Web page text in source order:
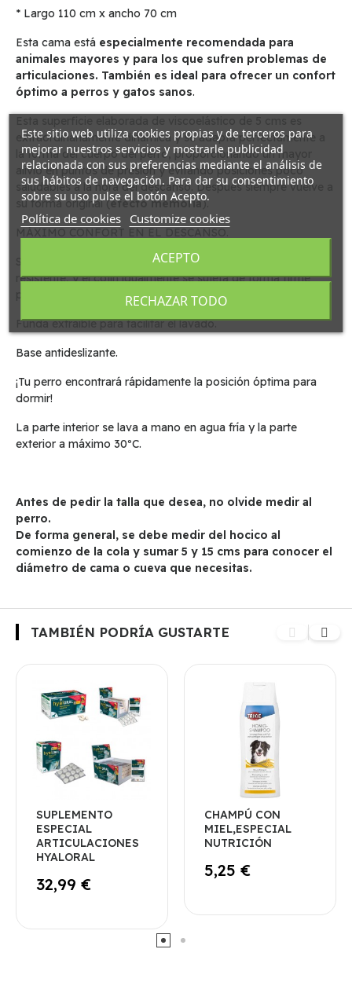
* Largo 110 cm x ancho 70 cm
Esta cama está especialmente recomendada para
animales mayores y para los que sufren problemas de
articulaciones. También es ideal para ofrecer un confort
óptimo a perros y gatos sanos.
extraordinariamente dinámica y se adapta perfectamente a
la forma del cuerpo del perro, proporcionando un mayor
alivio en puntos de presión y evitando posiciones poco
saludables a la hora del descanso. Después siempre vuelve a
su forma original (efecto memoria).
Su borde relleno de fibra de poliester la hace cómoda y
resistente, y el cojín igualmente se sujeta de forma firme
para evitar que se deforme.
Funda extraible para facilitar el lavado.
Base antideslizante.
¡Tu perro encontrará rápidamente la posición óptima para
dormir!
La parte interior se lava a mano en agua fría y la parte
exterior a máximo 30ºC.
Antes de pedir la talla que desea, no olvide medir al
perro.
De forma general, se debe medir del hocico al
comienzo de la cola y sumar 5 y 15 cms para conocer el
diámetro de cama o cueva que necesitas.
TAMBIÉN PODRÍA GUSTARTE
SUPLEMENTO
ESPECIAL
ARTICULACIONES
HYALORAL
32,99 €
CHAMPÚ CON
MIEL,ESPECIAL
NUTRICIÓN
5,25 €
Este sitio web utiliza cookies propias y de terceros para
mejorar nuestros servicios y mostrarle publicidad
relacionada con sus preferencias mediante el análisis de
sus hábitos de navegación. Para dar su consentimiento
sobre su uso pulse el botón Acepto.
Política de cookies Customize cookies
RECHAZAR TODO
ACEPTO